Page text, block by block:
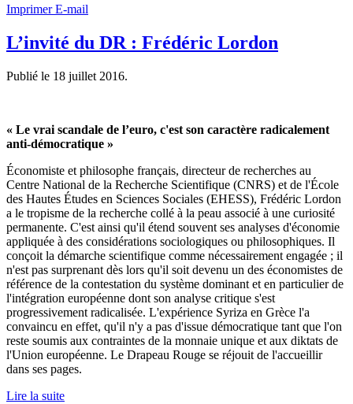
ImprimerE-mail
L’invité du DR : Frédéric Lordon
Publié le 18 juillet 2016.
« Le vrai scandale de l’euro, c'est son caractère radicalement
anti-démocratique »
Économiste et philosophe français, directeur de recherches au
Centre National de la Recherche Scientifique (CNRS) et de l'École
des Hautes Études en Sciences Sociales (EHESS), Frédéric Lordon
a le tropisme de la recherche collé à la peau associé à une curiosité
permanente. C'est ainsi qu'il étend souvent ses analyses d'économie
appliquée à des considérations sociologiques ou philosophiques. Il
conçoit la démarche scientifique comme nécessairement engagée ; il
n'est pas surprenant dès lors qu'il soit devenu un des économistes de
référence de la contestation du système dominant et en particulier de
l'intégration européenne dont son analyse critique s'est
progressivement radicalisée. L'expérience Syriza en Grèce l'a
convaincu en effet, qu'il n'y a pas d'issue démocratique tant que l'on
reste soumis aux contraintes de la monnaie unique et aux diktats de
l'Union européenne. Le Drapeau Rouge se réjouit de l'accueillir
dans ses pages.
Lire la suite